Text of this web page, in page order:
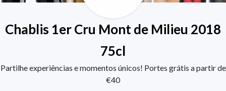
Chablis 1er Cru Mont de Milieu 2018
75cl
Partilhe experiências e momentos únicos! Portes grátis a partir de
€40